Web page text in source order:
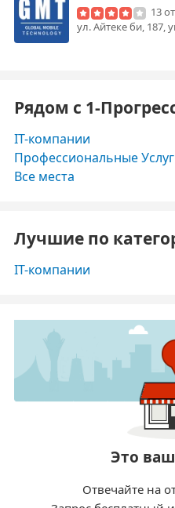
13
ул. Айтеке би, 187,
Рядом с 1-
IT-компании
Профессиональные
Все места
Лучшие по
IT-компании
Это
Отвечайте на